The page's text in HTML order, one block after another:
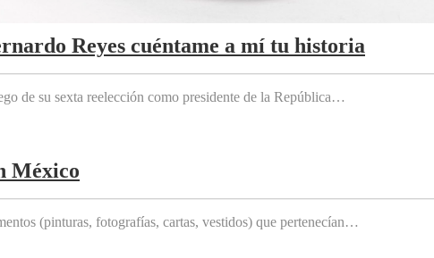
Reyes cuéntame a mí tu historia
de su sexta reelección como presidente de la República…
México
(pinturas, fotografías, cartas, vestidos) que pertenecían…